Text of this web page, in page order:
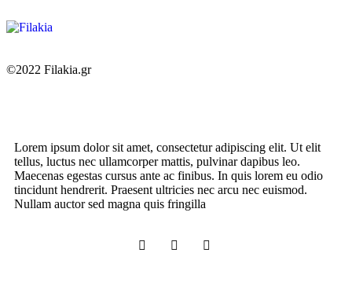
©2022 Filakia.gr
Lorem ipsum dolor sit amet, consectetur adipiscing elit. Ut elit
tellus, luctus nec ullamcorper mattis, pulvinar dapibus leo.
Maecenas egestas cursus ante ac finibus. In quis lorem eu odio
tincidunt hendrerit. Praesent ultricies nec arcu nec euismod.
Nullam auctor sed magna quis fringilla